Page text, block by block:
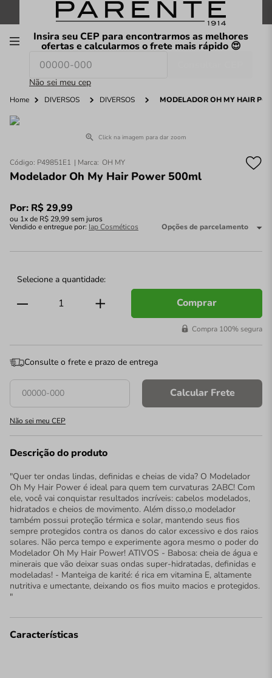
FRETE GRÁTIS nas compras a partir de R$199
Insira seu CEP para encontrarmos as melhores
ofertas e calcularmos o frete mais rápido 😍
Não sei meu cep
O que você procura hoje?
Home DIVERSOS DIVERSOS MODELADOR OH MY HAIR
Click na imagem para dar zoom
Código: P49851E1 OH MY
Modelador Oh My Hair Power 500ml
Por: R$ 29,99
ou 1x de R$ 29,99sem juros
Vendido e entregue por: Iap Cosméticos Opções de parcelamento
Comprar
Compra 100% segura
Consulte o frete e prazo de entrega
Calcular Frete
Não sei meu CEP
Descrição do produto
"Quer ter ondas lindas, definidas e cheias de vida? O Modelador
Oh My Hair Power é ideal para quem tem curvaturas 2ABC! Com
ele, você vai conquistar resultados incríveis: cabelos modelados,
hidratados e cheios de movimento. Além disso,o modelador
também possui proteção térmica e solar, mantendo seus fios
sempre protegidos contra os danos do calor excessivo e dos raios
solares. Não perca tempo e experimente agora mesmo o poder do
Modelador Oh My Hair Power! ATIVOS - Babosa: cheia de água e
minerais que vão deixar suas ondas super-hidratadas, definidas e
modeladas! - Manteiga de karité: é rica em vitamina E, altamente
nutritiva e umectante, deixando os fios muito macios e protegidos.
"
Características